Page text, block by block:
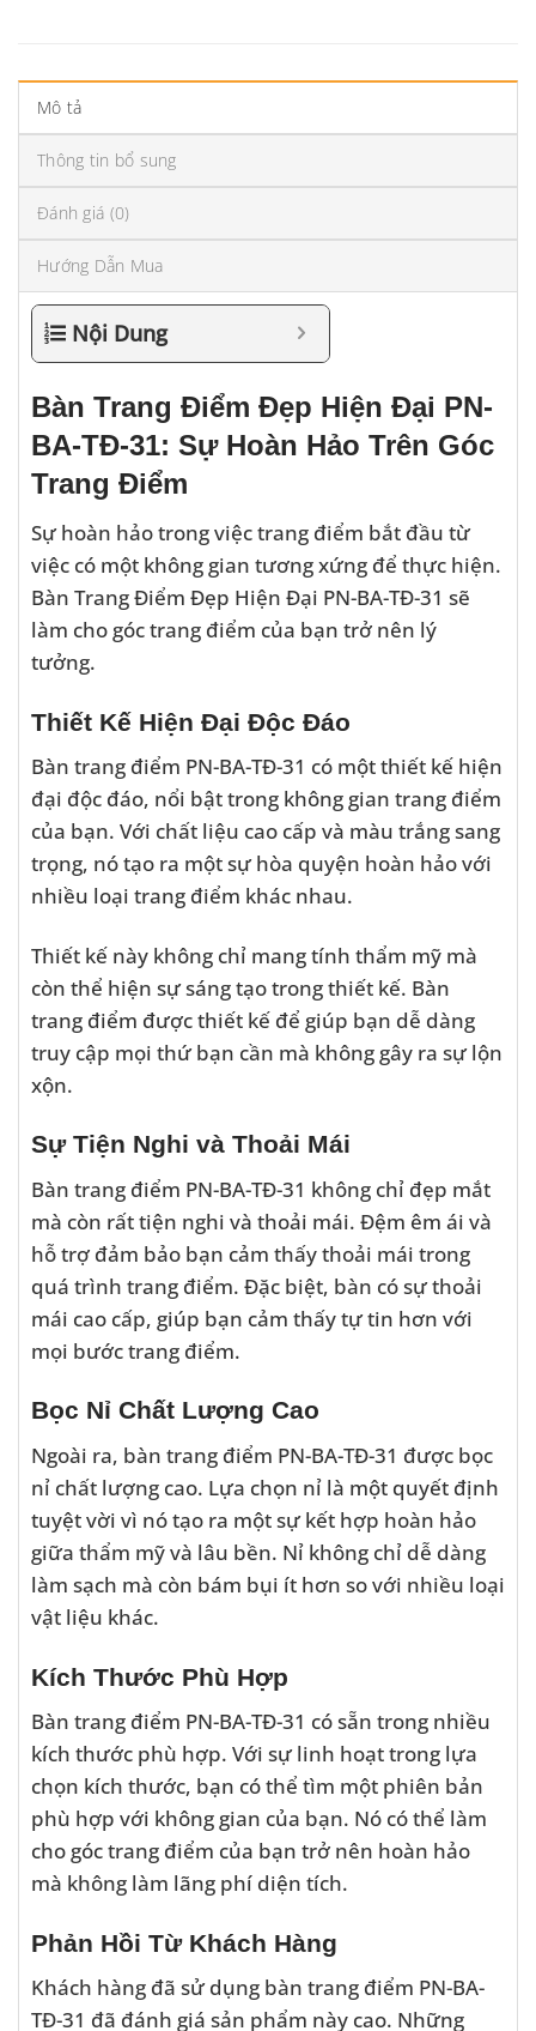
Mô tả
Thông tin bổ sung
Đánh giá (0)
Hướng Dẫn Mua
Nội Dung
Bàn Trang Điểm Đẹp Hiện Đại PN-
BA-TĐ-31: Sự Hoàn Hảo Trên Góc
Trang Điểm
Sự hoàn hảo trong việc trang điểm bắt đầu từ
việc có một không gian tương xứng để thực hiện.
Bàn Trang Điểm Đẹp Hiện Đại PN-BA-TĐ-31 sẽ
làm cho góc trang điểm của bạn trở nên lý
tưởng.
Thiết Kế Hiện Đại Độc Đáo
Bàn trang điểm PN-BA-TĐ-31 có một thiết kế hiện
đại độc đáo, nổi bật trong không gian trang điểm
của bạn. Với chất liệu cao cấp và màu trắng sang
trọng, nó tạo ra một sự hòa quyện hoàn hảo với
nhiều loại trang điểm khác nhau.
Thiết kế này không chỉ mang tính thẩm mỹ mà
còn thể hiện sự sáng tạo trong thiết kế. Bàn
trang điểm được thiết kế để giúp bạn dễ dàng
truy cập mọi thứ bạn cần mà không gây ra sự lộn
xộn.
Sự Tiện Nghi và Thoải Mái
Bàn trang điểm PN-BA-TĐ-31 không chỉ đẹp mắt
mà còn rất tiện nghi và thoải mái. Đệm êm ái và
hỗ trợ đảm bảo bạn cảm thấy thoải mái trong
quá trình trang điểm. Đặc biệt, bàn có sự thoải
mái cao cấp, giúp bạn cảm thấy tự tin hơn với
mọi bước trang điểm.
Bọc Nỉ Chất Lượng Cao
Ngoài ra, bàn trang điểm PN-BA-TĐ-31 được bọc
nỉ chất lượng cao. Lựa chọn nỉ là một quyết định
tuyệt vời vì nó tạo ra một sự kết hợp hoàn hảo
giữa thẩm mỹ và lâu bền. Nỉ không chỉ dễ dàng
làm sạch mà còn bám bụi ít hơn so với nhiều loại
vật liệu khác.
Kích Thước Phù Hợp
Bàn trang điểm PN-BA-TĐ-31 có sẵn trong nhiều
kích thước phù hợp. Với sự linh hoạt trong lựa
chọn kích thước, bạn có thể tìm một phiên bản
phù hợp với không gian của bạn. Nó có thể làm
cho góc trang điểm của bạn trở nên hoàn hảo
mà không làm lãng phí diện tích.
Phản Hồi Từ Khách Hàng
Khách hàng đã sử dụng bàn trang điểm PN-BA-
TĐ-31 đã đánh giá sản phẩm này cao. Những